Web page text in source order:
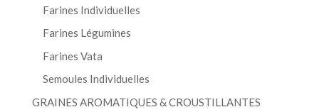
Farines Individuelles
Farines Légumines
Farines Vata
Semoules Individuelles
GRAINES AROMATIQUES & CROUSTILLANTES